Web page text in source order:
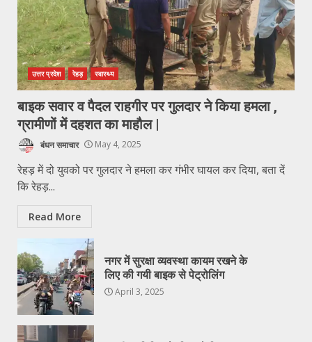
उत्तर प्रदेश रेहड़ स्वास्थ्य
बाइक सवार व पैदल राहगीर पर गुलदार ने किया हमला ,
ग्रामीणों में दहशत का माहौल |
बंधन समाचार May 4, 2025
रेहड़ में दो युवको पर गुलदार ने हमला कर गंभीर घायल कर दिया, बता दें
कि रेहड़...
Read More
नगर में सुरक्षा व्यवस्था कायम रखने के
लिए की गयी बाइक से पेट्रोलिंग
April 3, 2025